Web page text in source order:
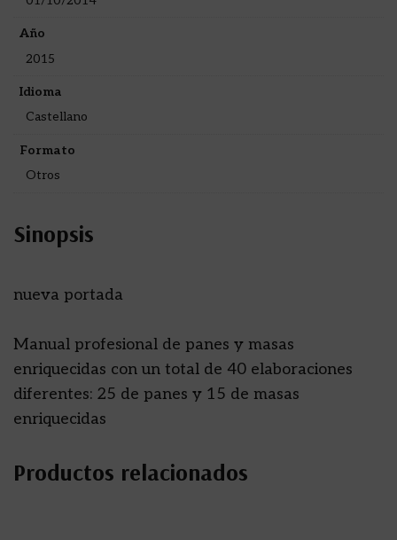
Año
2015
Idioma
Castellano
Formato
Otros
Sinopsis
nueva portada
Manual profesional de panes y masas
enriquecidas con un total de 40 elaboraciones
diferentes: 25 de panes y 15 de masas
enriquecidas
Productos relacionados